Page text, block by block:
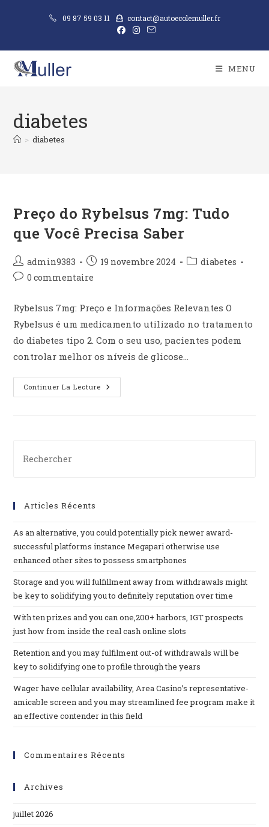
09 87 59 03 11 contact@autoecolemuller.fr
MENU
diabetes
> diabetes
Preço do Rybelsus 7mg: Tudo
que Você Precisa Saber
admin9383 19 novembre 2024
diabetes
0 commentaire
Rybelsus 7mg: Preço e Informações Relevantes O
Rybelsus é um medicamento utilizado no tratamento
do diabetes tipo 2. Com o seu uso, pacientes podem
controlar melhor os níveis de glicose…
Continuer La Lecture
Articles Récents
As an alternative, you could potentially pick newer award-
successful platforms instance Megapari otherwise use
enhanced other sites to possess smartphones
Storage and you will fulfillment away from withdrawals might
be key to solidifying you to definitely reputation over time
With ten prizes and you can one,200+ harbors, IGT prospects
just how from inside the real cash online slots
Retention and you may fulfilment out-of withdrawals will be
key to solidifying one to profile through the years
Wager have cellular availability, Area Casino’s representative-
amicable screen and you may streamlined fee program make it
an effective contender in this field
Commentaires Récents
Archives
juillet 2026